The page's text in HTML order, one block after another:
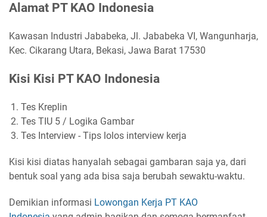
Alamat PT KAO Indonesia
Kawasan Industri Jababeka, Jl. Jababeka VI, Wangunharja,
Kec. Cikarang Utara, Bekasi, Jawa Barat 17530
Kisi Kisi PT KAO Indonesia
Tes Kreplin
Tes TIU 5 / Logika Gambar
Tes Interview - Tips lolos interview kerja
Kisi kisi diatas hanyalah sebagai gambaran saja ya, dari
bentuk soal yang ada bisa saja berubah sewaktu-waktu.
Demikian informasi Lowongan Kerja PT KAO